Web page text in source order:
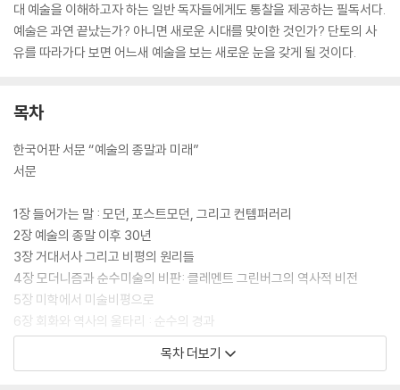
대 예술을 이해하고자 하는 일반 독자들에게도 통찰을 제공하는 필독서다.
예술은 과연 끝났는가? 아니면 새로운 시대를 맞이한 것인가? 단토의 사
유를 따라가다 보면 어느새 예술을 보는 새로운 눈을 갖게 될 것이다.
목차
한국어판 서문 “예술의 종말과 미래”
서문
1장 들어가는 말 : 모던, 포스트모던, 그리고 컨템퍼러리
2장 예술의 종말 이후 30년
3장 거대서사 그리고 비평의 원리들
4장 모더니즘과 순수미술의 비판: 클레멘트 그린버그의 역사적 비전
5장 미학에서 미술비평으로
6장 회화와 역사의 울타리 : 순수의 경과
7장 팝아트와 지나간 미래
8장 회화, 정치, 그리고 탈 역사적 미술
목차 더보기